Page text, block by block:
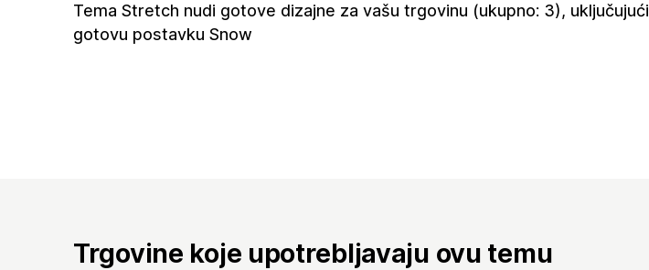
Tema Stretch nudi gotove dizajne za vašu trgovinu (ukupno: 3), uključujući
gotovu postavku Snow
Trgovine koje upotrebljavaju ovu temu